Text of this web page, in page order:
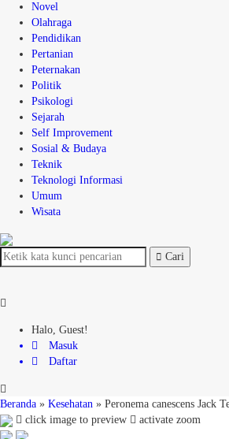
Novel
Olahraga
Pendidikan
Pertanian
Peternakan
Politik
Psikologi
Sejarah
Self Improvement
Sosial & Budaya
Teknik
Teknologi Informasi
Umum
Wisata
Cari
Halo, Guest!
Masuk
Daftar
Beranda » Kesehatan » Peronema canescens Jack
click image to preview
activate zoom